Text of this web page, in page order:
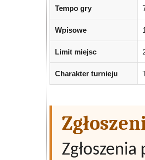
Tempo gry
Wpisowe
Limit miejsc
Charakter turnieju